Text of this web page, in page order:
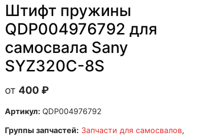
Штифт пружины
QDP004976792 для
самосвала Sany
SYZ320С-8S
400 ₽
Артикул: QDP004976792
Группы запчастей: Запчасти для самосвалов,